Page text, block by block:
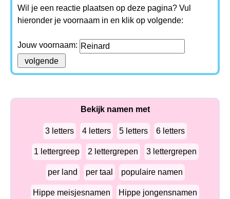
Wil je een reactie plaatsen op deze pagina? Vul
hieronder je voornaam in en klik op volgende:
Jouw voornaam:
Bekijk namen met
3 letters 4 letters 5 letters 6 letters
1 lettergreep 2 lettergrepen 3 lettergrepen
per land per taal populaire namen
Hippe meisjesnamen Hippe jongensnamen